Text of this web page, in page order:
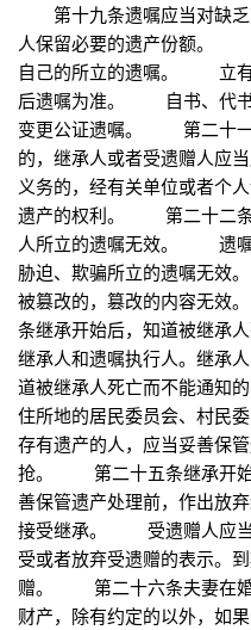
第十九条遗嘱应当对缺乏
人保留必要的遗产份额。
自己的所立的遗嘱。 立有
后遗嘱为准。 自书、代书
变更公证遗嘱。 第二十一
的，继承人或者受遗赠人应
义务的，经有关单位或者个
遗产的权利。 第二十二条
人所立的遗嘱无效。 遗嘱
胁迫、欺骗所立的遗嘱
被篡改的，篡改的内容无
条继承开始后，知道被继承
继承人和遗嘱执行人。继承
道被继承人死亡而不能通知
住所地的居民委员会、村
存有遗产的人，应当妥善保
抢。 第二十五条继承开始
善保管遗产处理前，作出放
接受继承。 受遗赠人应当
受或者放弃受遗赠的表示。
赠。 第二十六条夫妻在婚
财产，除有约定的以外，如